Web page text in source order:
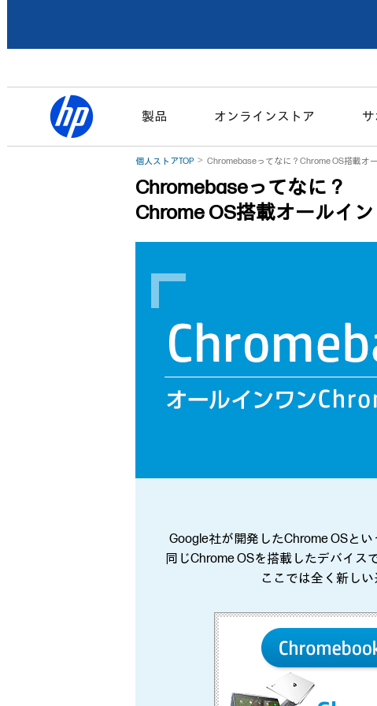
製品 オンラインストア
個人ストアTOP Chromebaseってなに？Chrome OS搭載オ
Chromebaseってなに？
Chrome OS搭載オールイ
Google社が開発したChrome OSと
同じChrome OSを搭載したデバイス
ここでは全く新し